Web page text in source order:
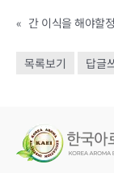
«
목록보기 답글